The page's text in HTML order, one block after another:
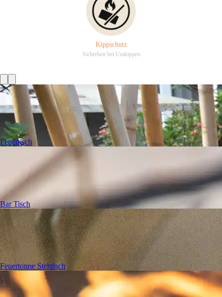
Kippschutz
Sicherheit bei Umkippen
Feuertisch
Bar Tisch
Feuertonne Stehtisch